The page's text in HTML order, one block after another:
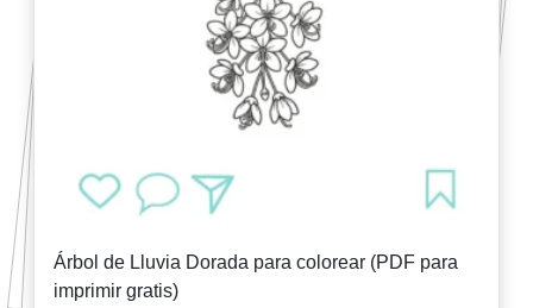
Árbol de Lluvia Dorada para colorear (PDF para
imprimir gratis)